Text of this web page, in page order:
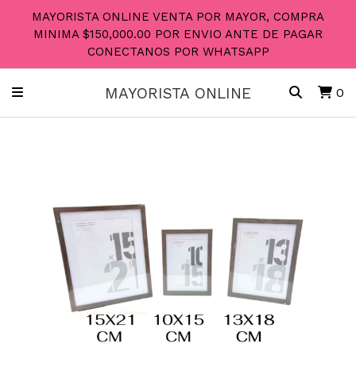
MAYORISTA ONLINE VENTA POR MAYOR, COMPRA
MINIMA $150,000.00 POR ENVIO ANTE DE PAGAR
CONECTANOS POR WHATSAPP
MAYORISTA ONLINE 0